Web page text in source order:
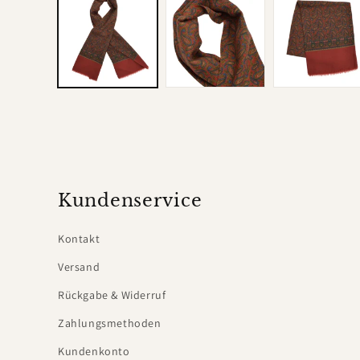
Kundenservice
Kontakt
Versand
Rückgabe & Widerruf
Zahlungsmethoden
Kundenkonto